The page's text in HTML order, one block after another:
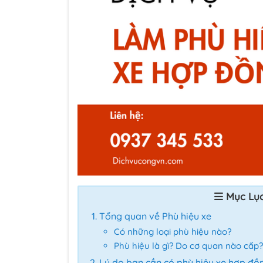
Mục
Tổng quan về Phù hiệu xe
Có những loại phù hiệu nào?
Phù hiệu là gì? Do cơ quan nào cấp?